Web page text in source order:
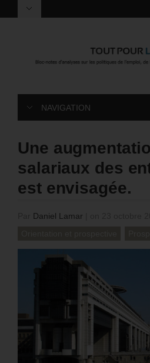
NAVIGATION
Une
salariaux des
est envisagée.
Daniel Lamar